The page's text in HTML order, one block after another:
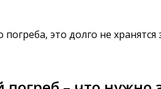
это долго не хранятся